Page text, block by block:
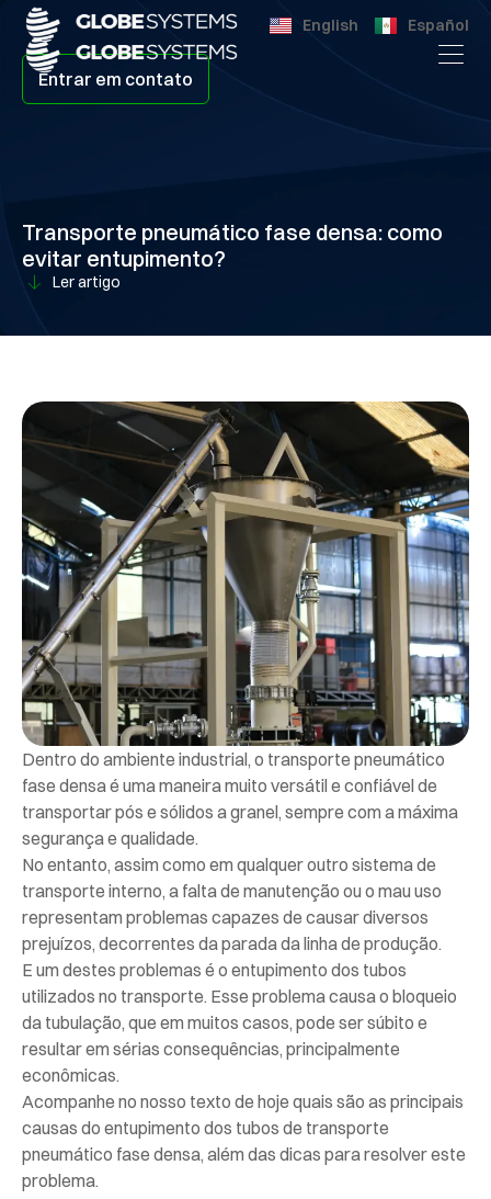
English Español
Entrar em contato
Transporte pneumático fase densa: como
evitar entupimento?
Ler artigo
Dentro do ambiente industrial, o transporte pneumático
fase densa é uma maneira muito versátil e confiável de
transportar pós e sólidos a granel, sempre com a máxima
segurança e qualidade.
No entanto, assim como em qualquer outro sistema de
transporte interno, a falta de manutenção ou o mau uso
representam problemas capazes de causar diversos
prejuízos, decorrentes da parada da linha de produção.
E um destes problemas é o entupimento dos tubos
utilizados no transporte. Esse problema causa o bloqueio
da tubulação, que em muitos casos, pode ser súbito e
resultar em sérias consequências, principalmente
econômicas.
Acompanhe no nosso texto de hoje quais são as principais
causas do entupimento dos tubos de transporte
pneumático fase densa, além das dicas para resolver este
problema.